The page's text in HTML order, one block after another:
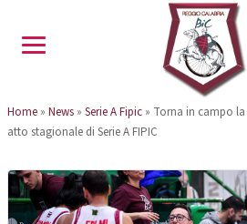
Home » News » Serie A Fipic » Torna in campo
atto stagionale di Serie A FIPIC